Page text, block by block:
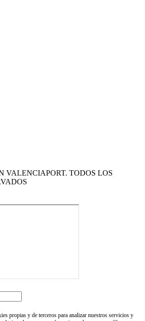
VALENCIAPORT. TODOS LOS
propias y de terceros para analizar nuestros servicios y